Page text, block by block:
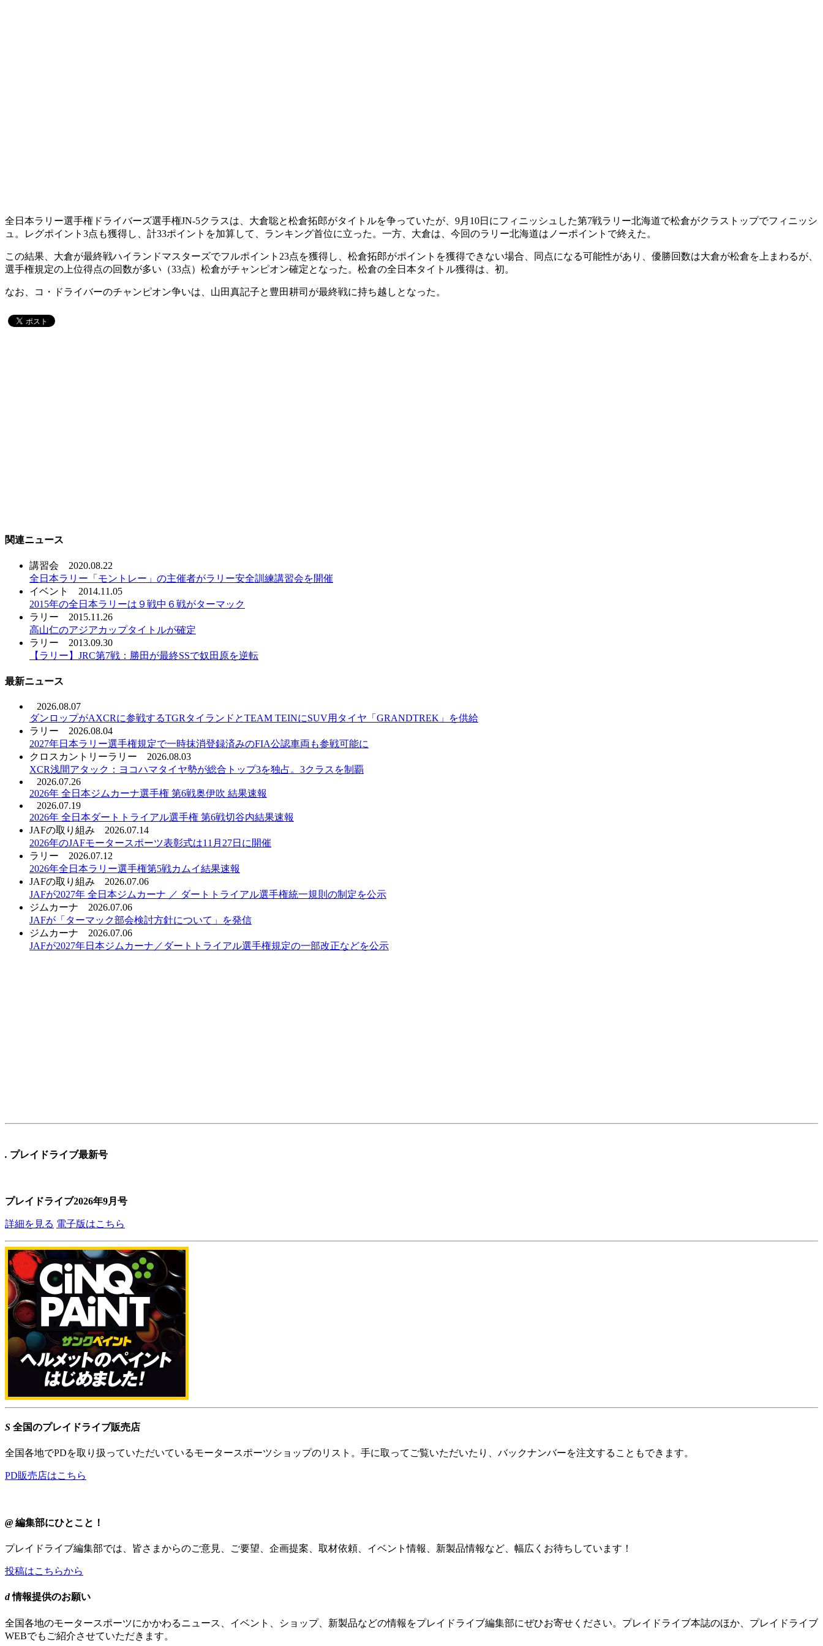
全日本ラリー選手権ドライバーズ選手権JN-5クラスは、大倉聡と松倉拓郎がタイトルを争っていたが、9月10日にフィニッシュした第7戦ラリー北海道で松倉がクラストップでフィニッシ
ュ。レグポイント3点も獲得し、計33ポイントを加算して、ランキング首位に立った。一方、大倉は、今回のラリー北海道はノーポイントで終えた。
この結果、大倉が最終戦ハイランドマスターズでフルポイント23点を獲得し、松倉拓郎がポイントを獲得できない場合、同点になる可能性があり、優勝回数は大倉が松倉を上まわるが、
選手権規定の上位得点の回数が多い（33点）松倉がチャンピオン確定となった。松倉の全日本タイトル獲得は、初。
なお、コ・ドライバーのチャンピオン争いは、山田真記子と豊田耕司が最終戦に持ち越しとなった。
関連ニュース
講習会
2020.08.22
全日本ラリー「モントレー」の主催者がラリー安全訓練講習会を開催
イベント
2014.11.05
2015年の全日本ラリーは９戦中６戦がターマック
ラリー
2015.11.26
高山仁のアジアカップタイトルが確定
ラリー
2013.09.30
【ラリー】JRC第7戦：勝田が最終SSで奴田原を逆転
最新ニュース
2026.08.07
ダンロップがAXCRに参戦するTGRタイランドとTEAM TEINにSUV用タイヤ「GRANDTREK」を供給
ラリー
2026.08.04
2027年日本ラリー選手権規定で一時抹消登録済みのFIA公認車両も参戦可能に
クロスカントリーラリー
2026.08.03
XCR浅間アタック：ヨコハマタイヤ勢が総合トップ3を独占。3クラスを制覇
2026.07.26
2026年 全日本ジムカーナ選手権 第6戦奥伊吹 結果速報
2026.07.19
2026年 全日本ダートトライアル選手権 第6戦切谷内結果速報
JAFの取り組み
2026.07.14
2026年のJAFモータースポーツ表彰式は11月27日に開催
ラリー
2026.07.12
2026年全日本ラリー選手権第5戦カムイ結果速報
JAFの取り組み
2026.07.06
JAFが2027年 全日本ジムカーナ ／ ダートトライアル選手権統一規則の制定を公示
ジムカーナ
2026.07.06
JAFが「ターマック部会検討方針について」を発信
ジムカーナ
2026.07.06
JAFが2027年日本ジムカーナ／ダートトライアル選手権規定の一部改正などを公示
. プレイドライブ最新号
プレイドライブ2026年9月号
詳細を見る 電子版はこちら
S 全国のプレイドライブ販売店
全国各地でPDを取り扱っていただいているモータースポーツショップのリスト。手に取ってご覧いただいたり、バックナンバーを注文することもできます。
PD販売店はこちら
@ 編集部にひとこと！
プレイドライブ編集部では、皆さまからのご意見、ご要望、企画提案、取材依頼、イベント情報、新製品情報など、幅広くお待ちしています！
投稿はこちらから
d情報提供のお願い
全国各地のモータースポーツにかかわるニュース、イベント、ショップ、新製品などの情報をプレイドライブ編集部にぜひお寄せください。プレイドライブ本誌のほか、プレイドライブ
WEBでもご紹介させていただきます。